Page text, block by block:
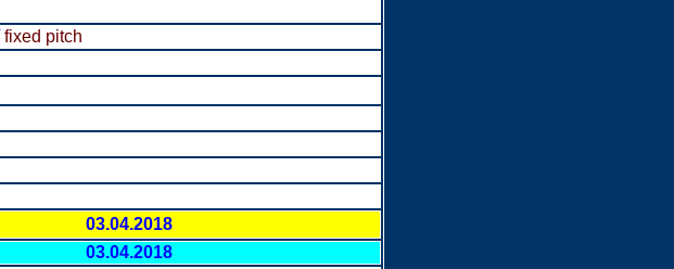
fixed pitch
03.04.2018
03.04.2018